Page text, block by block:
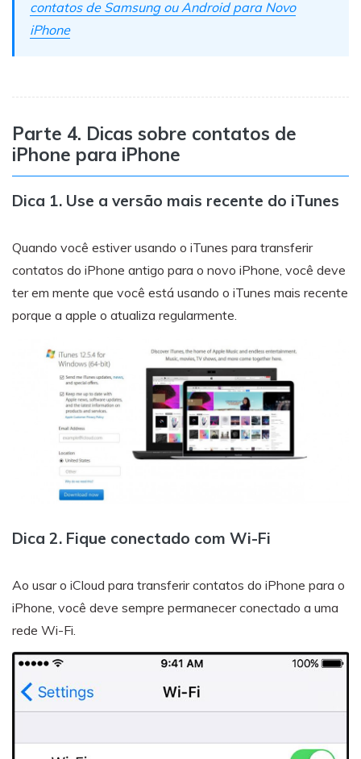
contatos de Samsung ou Android para Novo
iPhone
Parte 4. Dicas sobre contatos de
iPhone para iPhone
Dica 1. Use a versão mais recente do iTunes
Quando você estiver usando o iTunes para transferir
contatos do iPhone antigo para o novo iPhone, você deve
ter em mente que você está usando o iTunes mais recente
porque a apple o atualiza regularmente.
Dica 2. Fique conectado com Wi-Fi
Ao usar o iCloud para transferir contatos do iPhone para o
iPhone, você deve sempre permanecer conectado a uma
rede Wi-Fi.